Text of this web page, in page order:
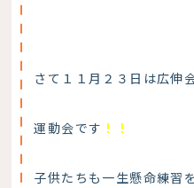
さて１１月２３日は広伸
運動会です ！！
子供たちも一生懸命練習